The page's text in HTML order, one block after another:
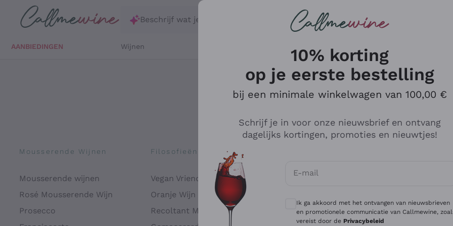
Ga direct naar de hoofdinhoud
Beschrijf wat je zoekt
AANBIEDINGEN Wijnen
Mousserende Wijnen
Mousserende wijnen
Rosé Mousserende Wijn
Prosecco
Filosofieën
Vegan Vriendelijk
Oranje Wijn
Recoltant Manipulant
Antinori
Ca' del Bosco
Gavi
10% korting
op je eerste bestelling
bij een minimale winkelwagen van 100,00 €
Schrijf je in voor onze nieuwsbrief en ontvang
dagelijks kortingen, promoties en nieuwtjes!
E-mail
Optionele toestemmingen om
Ik ga akkoord met het ontvangen van nieuwsbrieven
en promotionele communicatie van Callmewine,
vereist door de Privacybeleid